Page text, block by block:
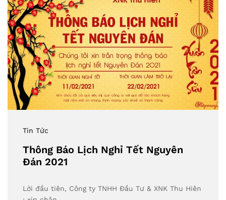
Tin Tức
Thông Báo Lịch Nghỉ Tết Nguyên
Đán 2021
Lời đầu tiên, Công ty TNHH Đầu Tư & XNK Thu Hiên